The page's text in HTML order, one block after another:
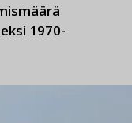
1970-